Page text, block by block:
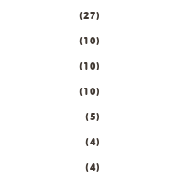
(27)
(10)
(10)
(10)
(5)
(4)
(4)